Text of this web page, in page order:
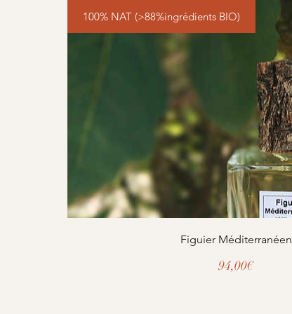
100% NAT (>88%ingrédients BIO)
Figuier Méditerranéen
94,00€Prix